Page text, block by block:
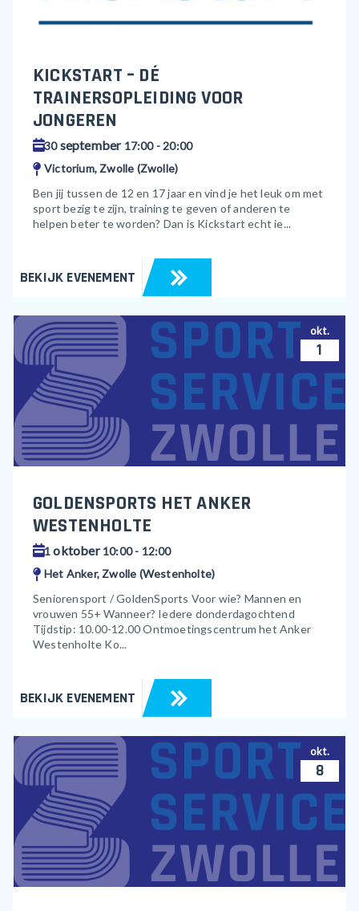
KICKSTART – DÉ
TRAINERSOPLEIDING VOOR
JONGEREN
30september17:00 - 20:00
Victorium, Zwolle (Zwolle)
Ben jij tussen de 12 en 17 jaar en vind je het leuk om met
sport bezig te zijn, training te geven of anderen te
helpen beter te worden? Dan is Kickstart echt ie...
BEKIJK EVENEMENT
okt.
1
GOLDENSPORTS HET ANKER
WESTENHOLTE
1oktober10:00 - 12:00
Het Anker, Zwolle (Westenholte)
Seniorensport / GoldenSports Voor wie? Mannen en
vrouwen 55+ Wanneer? Iedere donderdagochtend
Tijdstip: 10.00-12.00 Ontmoetingscentrum het Anker
Westenholte Ko...
BEKIJK EVENEMENT
okt.
8